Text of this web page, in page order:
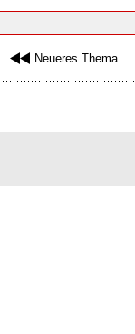
Neueres Thema